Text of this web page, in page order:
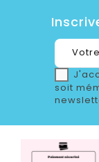
soit